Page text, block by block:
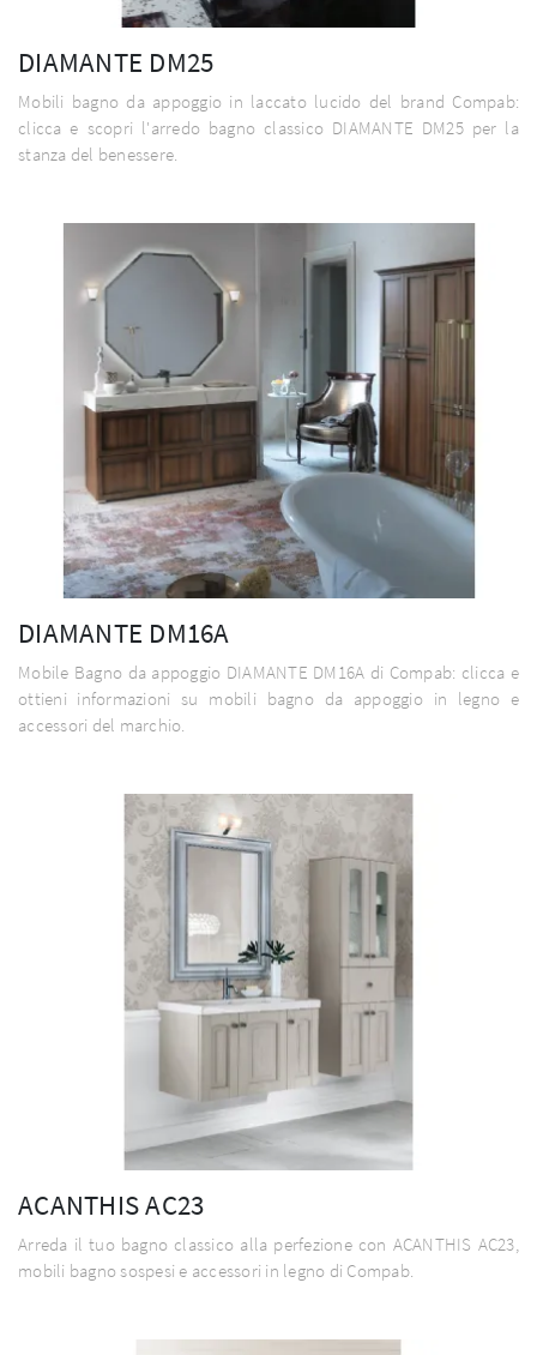
DIAMANTE DM25
Mobili bagno da appoggio in laccato lucido del brand Compab:
clicca e scopri l'arredo bagno classico DIAMANTE DM25 per la
stanza del benessere.
DIAMANTE DM16A
Mobile Bagno da appoggio DIAMANTE DM16A di Compab: clicca e
ottieni informazioni su mobili bagno da appoggio in legno e
accessori del marchio.
ACANTHIS AC23
Arreda il tuo bagno classico alla perfezione con ACANTHIS AC23,
mobili bagno sospesi e accessori in legno di Compab.